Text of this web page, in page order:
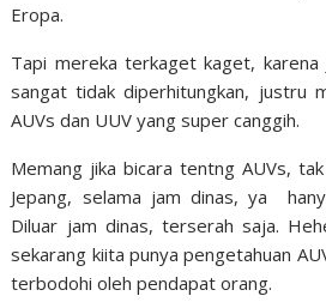
Eropa.
Tapi mereka terkaget kaget, karena
sangat tidak diperhitungkan, justru
AUVs dan UUV yang super canggih.
Memang jika bicara tentng AUVs,
Jepang, selama jam dinas, ya
Diluar jam dinas, terserah saja.
sekarang kiita punya pengetahuan
terbodohi oleh pendapat orang.